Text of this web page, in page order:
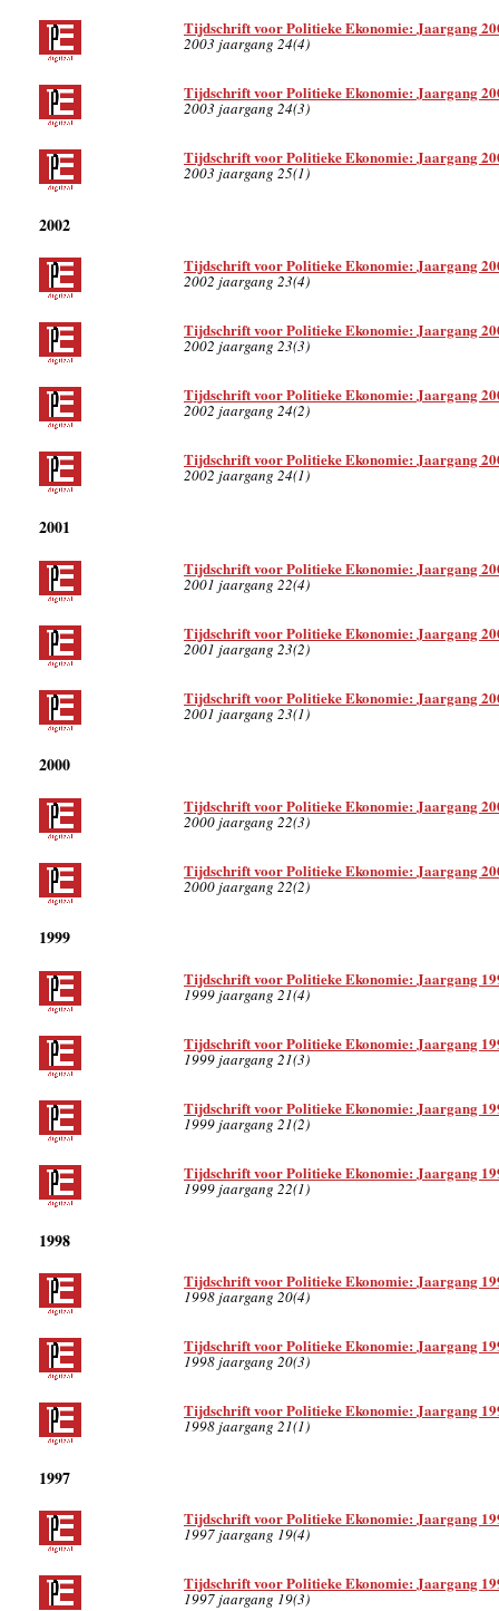
Tijdschrift voor Politieke Ekonomie: Jaargang
2003 jaargang 24(4)
Tijdschrift voor Politieke Ekonomie: Jaargang
2003 jaargang 24(3)
Tijdschrift voor Politieke Ekonomie: Jaargang
2003 jaargang 25(1)
2002
Tijdschrift voor Politieke Ekonomie: Jaargang
2002 jaargang 23(4)
Tijdschrift voor Politieke Ekonomie: Jaargang
2002 jaargang 23(3)
Tijdschrift voor Politieke Ekonomie: Jaargang
2002 jaargang 24(2)
Tijdschrift voor Politieke Ekonomie: Jaargang
2002 jaargang 24(1)
2001
Tijdschrift voor Politieke Ekonomie: Jaargang
2001 jaargang 22(4)
Tijdschrift voor Politieke Ekonomie: Jaargang
2001 jaargang 23(2)
Tijdschrift voor Politieke Ekonomie: Jaargang
2001 jaargang 23(1)
2000
Tijdschrift voor Politieke Ekonomie: Jaargang
2000 jaargang 22(3)
Tijdschrift voor Politieke Ekonomie: Jaargang
2000 jaargang 22(2)
1999
Tijdschrift voor Politieke Ekonomie: Jaargang
1999 jaargang 21(4)
Tijdschrift voor Politieke Ekonomie: Jaargang
1999 jaargang 21(3)
Tijdschrift voor Politieke Ekonomie: Jaargang
1999 jaargang 21(2)
Tijdschrift voor Politieke Ekonomie: Jaargang
1999 jaargang 22(1)
1998
Tijdschrift voor Politieke Ekonomie: Jaargang
1998 jaargang 20(4)
Tijdschrift voor Politieke Ekonomie: Jaargang
1998 jaargang 20(3)
Tijdschrift voor Politieke Ekonomie: Jaargang
1998 jaargang 21(1)
1997
Tijdschrift voor Politieke Ekonomie: Jaargang
1997 jaargang 19(4)
Tijdschrift voor Politieke Ekonomie: Jaargang
1997 jaargang 19(3)